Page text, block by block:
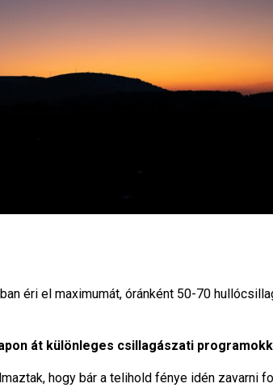
éri el maximumát, óránként 50-70
át különleges csillagászati
hogy bár a telihold fénye idén zavarni